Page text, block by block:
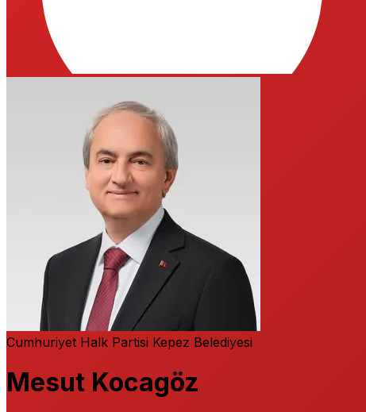
Cumhuriyet Halk Partisi Kepez Belediyesi
Mesut Kocagöz